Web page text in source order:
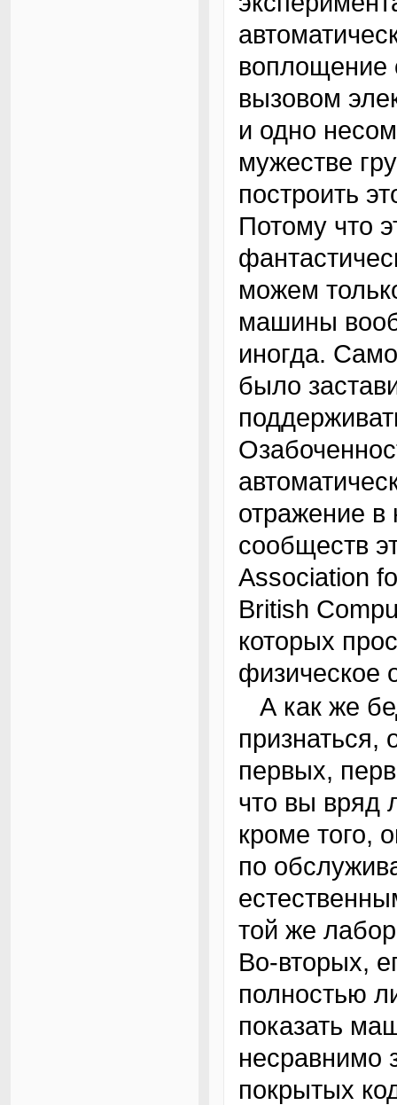
воплощение
вызовом
и одно
мужестве
построить
Потому что
можем
машины
иногда.
было
отражение в
сообществ
Association
British
которых
физическое
А как же бедный программист? Что же, честно
первых,
что вы вряд
кроме того,
по
той же
Во-вторых,
полностью
показать
несравнимо
покрытых